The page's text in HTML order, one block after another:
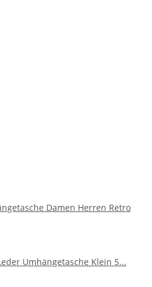
Damen Herren Retro